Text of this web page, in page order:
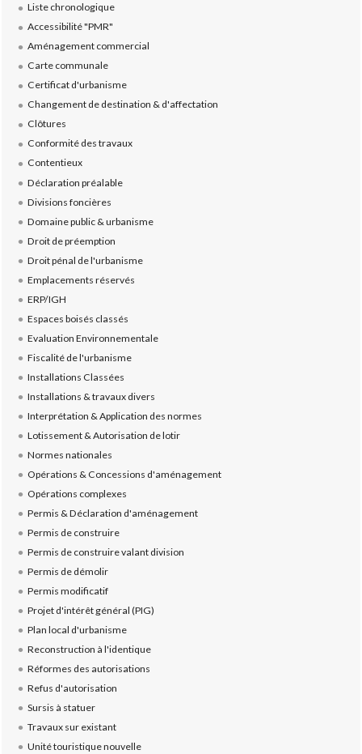
Liste chronologique
Accessibilité "PMR"
Aménagement commercial
Carte communale
Certificat d'urbanisme
Changement de destination & d'affectation
Clôtures
Conformité des travaux
Contentieux
Déclaration préalable
Divisions foncières
Domaine public & urbanisme
Droit de préemption
Droit pénal de l'urbanisme
Emplacements réservés
ERP/IGH
Espaces boisés classés
Evaluation Environnementale
Fiscalité de l'urbanisme
Installations Classées
Installations & travaux divers
Interprétation & Application des normes
Lotissement & Autorisation de lotir
Normes nationales
Opérations & Concessions d'aménagement
Opérations complexes
Permis & Déclaration d'aménagement
Permis de construire
Permis de construire valant division
Permis de démolir
Permis modificatif
Projet d'intérêt général (PIG)
Plan local d'urbanisme
Reconstruction à l'identique
Réformes des autorisations
Refus d'autorisation
Sursis à statuer
Travaux sur existant
Unité touristique nouvelle